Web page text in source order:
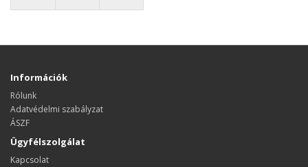
Információk
Rólunk
Adatvédelmi szabályzat
ÁSZF
Ügyfélszolgálat
Kapcsolat